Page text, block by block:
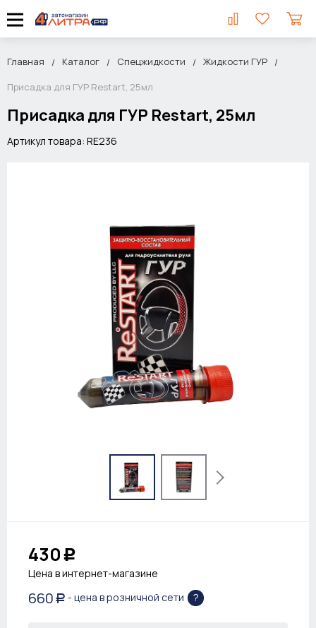
Главная Каталог Спецжидкости
Жидкости ГУР
Присадка для ГУР Restart, 25мл
Присадка для ГУР Restart, 25мл
Артикул товара: RE236
430 Р
Цена в интернет-магазине
660 Р - цена в розничной сети ?